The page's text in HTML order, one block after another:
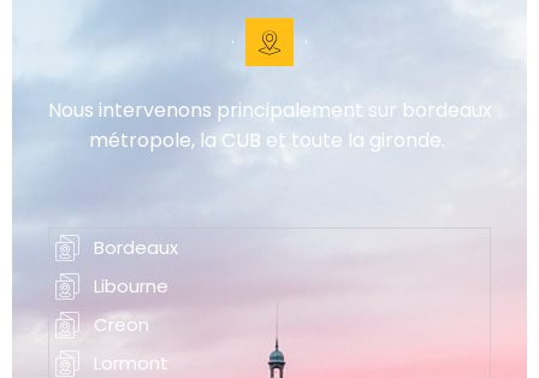
Nous intervenons principalement sur bordeaux
métropole, la CUB et toute la gironde.
Bordeaux
Libourne
Creon
Lormont